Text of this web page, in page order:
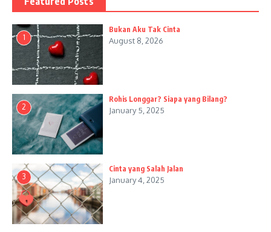
1
Bukan Aku Tak Cinta
August 8, 2026
2
Rohis Longgar? Siapa yang Bilang?
January 5, 2025
3
Cinta yang Salah Jalan
January 4, 2025